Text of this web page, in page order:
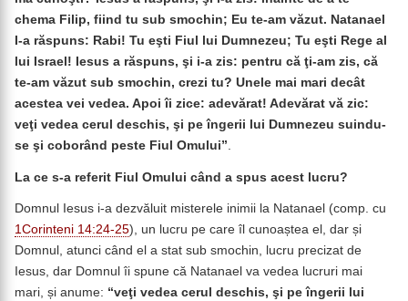
chema Filip, fiind tu sub smochin; Eu te-am văzut. Natanael
I-a răspuns: Rabi! Tu eşti Fiul lui Dumnezeu; Tu eşti Rege al
lui Israel! Iesus a răspuns, şi i-a zis: pentru că ţi-am zis, că
te-am văzut sub smochin, crezi tu? Unele mai mari decât
acestea vei vedea. Apoi îi zice: adevărat! Adevărat vă zic:
veţi vedea cerul deschis, şi pe îngerii lui Dumnezeu suindu-
se şi coborând peste Fiul Omului”.
La ce s-a referit Fiul Omului când a spus acest lucru?
Domnul Iesus i-a dezvăluit misterele inimii la Natanael (comp. cu
1Corinteni 14:24-25), un lucru pe care îl cunoaștea el, dar și
Domnul, atunci când el a stat sub smochin, lucru precizat de
Iesus, dar Domnul îi spune că Natanael va vedea lucruri mai
mari, și anume: “veţi vedea cerul deschis, şi pe îngerii lui